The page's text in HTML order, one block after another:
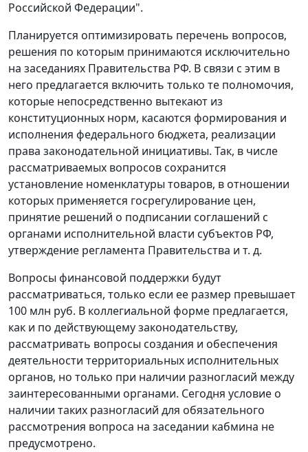
Российской Федерации".
Планируется оптимизировать перечень вопросов,
решения по которым принимаются исключительно
на заседаниях Правительства РФ. В связи с этим в
него предлагается включить только те полномочия,
которые непосредственно вытекают из
конституционных норм, касаются формирования и
исполнения федерального бюджета, реализации
права законодательной инициативы. Так, в числе
рассматриваемых вопросов сохранится
установление номенклатуры товаров, в отношении
которых применяется госрегулирование цен,
принятие решений о подписании соглашений с
органами исполнительной власти субъектов РФ,
утверждение регламента Правительства и т. д.
Вопросы финансовой поддержки будут
рассматриваться, только если ее размер превышает
100 млн руб. В коллегиальной форме предлагается,
как и по действующему законодательству,
рассматривать вопросы создания и обеспечения
деятельности территориальных исполнительных
органов, но только при наличии разногласий между
заинтересованными органами. Сегодня условие о
наличии таких разногласий для обязательного
рассмотрения вопроса на заседании кабмина не
предусмотрено.